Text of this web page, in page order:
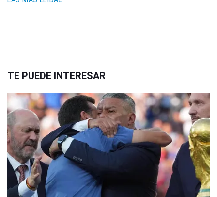
TE PUEDE INTERESAR